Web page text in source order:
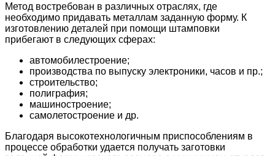
Метод востребован в различных отраслях, где
необходимо придавать металлам заданную форму. К
изготовлению деталей при помощи штамповки
прибегают в следующих сферах:
автомобилестроение;
производства по выпуску электроники, часов и пр.;
строительство;
полиграфия;
машиностроение;
самолетостроение и др.
Благодаря высокотехнологичным приспособлениям в
процессе обработки удается получать заготовки